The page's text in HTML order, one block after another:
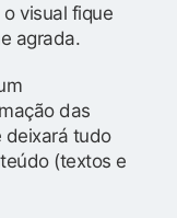
visual fique
agrada.
das
deixará tudo
(textos e